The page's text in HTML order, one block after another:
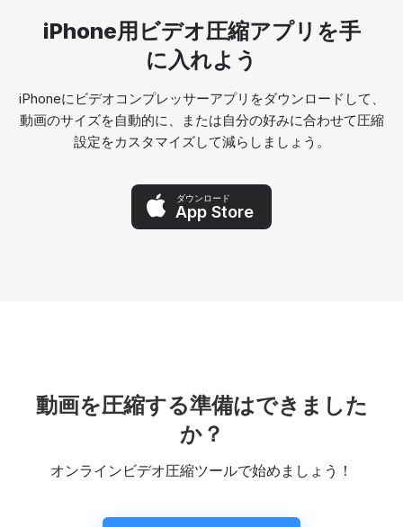
iPhone用ビデオ圧縮アプリを手
に入れよう
iPhoneにビデオコンプレッサーアプリをダウンロードして、
動画のサイズを自動的に、または自分の好みに合わせて圧縮
設定をカスタマイズして減らしましょう。
ダウンロード
App Store
動画を圧縮する準備はできました
か？
オンラインビデオ圧縮ツールで始めましょう！